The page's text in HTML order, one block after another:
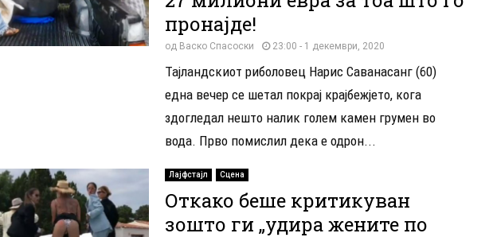
пронајде!
од Васко Спасоски 23:00 - 1 декември, 2020
Тајландскиот риболовец Нарис Саванасанг (60)
една вечер се шетал покрај крајбежјето, кога
здогледал нешто налик голем камен грумен во
вода. Прво помислил дека е одрон...
Лајфстајл Сцена
Откако беше критикуван
зошто ги „удира жените по